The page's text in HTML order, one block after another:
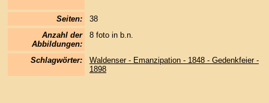
Seiten:
38
Anzahl der
Abbildungen:
8 foto in b.n.
Schlagwörter:
Waldenser - Emanzipation - 1848 - Gedenkfeier -
1898